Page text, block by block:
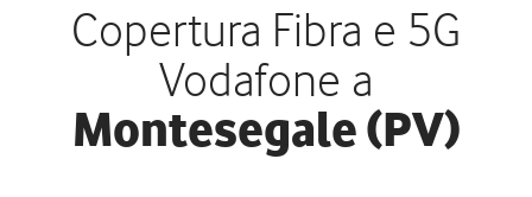
Copertura Fibra e 5G
Vodafone a
Montesegale (PV)